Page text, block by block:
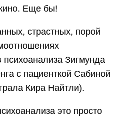
кино. Еще бы!
страстных, порой
Зигмунда
с пациенткой Сабиной
Кира Найтли).
это просто